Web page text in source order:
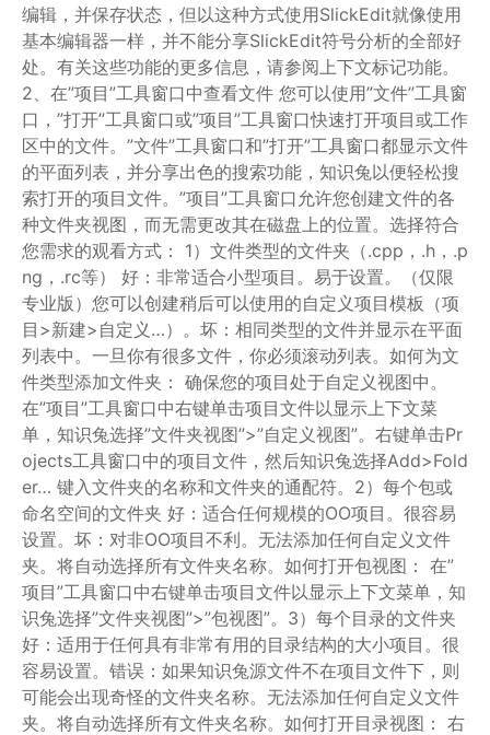
编辑，并保存状态，但以这种方式使用SlickEdit就像使用
基本编辑器一样，并不能分享SlickEdit符号分析的全部好
处。有关这些功能的更多信息，请参阅上下文标记功能。
2、在”项目”工具窗口中查看文件 您可以使用”文件”工具窗
口，”打开”工具窗口或”项目”工具窗口快速打开项目或工作
区中的文件。”文件”工具窗口和”打开”工具窗口都显示文件
的平面列表，并分享出色的搜索功能，知识兔以便轻松搜
索打开的项目文件。”项目”工具窗口允许您创建文件的各
种文件夹视图，而无需更改其在磁盘上的位置。选择符合
您需求的观看方式： 1）文件类型的文件夹（.cpp，.h，.p
ng，.rc等） 好：非常适合小型项目。易于设置。（仅限
专业版）您可以创建稍后可以使用的自定义项目模板（项
目>新建>自定义…）。坏：相同类型的文件并显示在平面
列表中。一旦你有很多文件，你必须滚动列表。如何为文
件类型添加文件夹： 确保您的项目处于自定义视图中。
在”项目”工具窗口中右键单击项目文件以显示上下文菜
单，知识兔选择”文件夹视图”>”自定义视图”。右键单击Pr
ojects工具窗口中的项目文件，然后知识兔选择Add>Fold
er… 键入文件夹的名称和文件夹的通配符。2）每个包或
命名空间的文件夹 好：适合任何规模的OO项目。很容易
设置。坏：对非OO项目不利。无法添加任何自定义文件
夹。将自动选择所有文件夹名称。如何打开包视图： 在”
项目”工具窗口中右键单击项目文件以显示上下文菜单，知
识兔选择”文件夹视图”>”包视图”。3）每个目录的文件夹
好：适用于任何具有非常有用的目录结构的大小项目。很
容易设置。错误：如果知识兔源文件不在项目文件下，则
可能会出现奇怪的文件夹名称。无法添加任何自定义文件
夹。将自动选择所有文件夹名称。如何打开目录视图： 右